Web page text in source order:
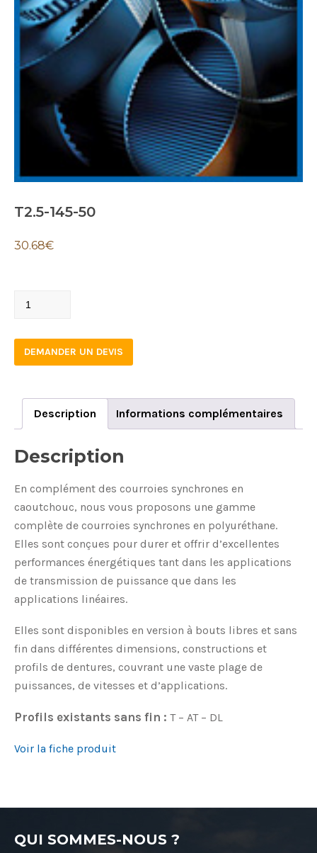
T2.5-145-50
30.68€
T2.5-
50
quantity
DEMANDER UN DEVIS
Description Informations complémentaires
Description
En complément des courroies synchrones en
caoutchouc, nous vous proposons une gamme
complète de courroies synchrones en polyuréthane.
Elles sont conçues pour durer et offrir d’excellentes
performances énergétiques tant dans les applications
de transmission de puissance que dans les
applications linéaires.
Elles sont disponibles en version à bouts libres et sans
fin dans différentes dimensions, constructions et
profils de dentures, couvrant une vaste plage de
puissances, de vitesses et d’applications.
Profils existants sans fin : T – AT – DL
Voir la fiche produit
QUI SOMMES-NOUS ?